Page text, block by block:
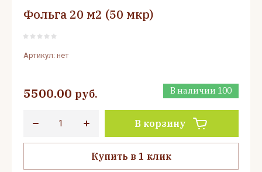
Фольга 20 м2 (50 мкр)
Артикул: нет
В наличии 100
5500.00 руб.
В корзину
Купить в 1 клик